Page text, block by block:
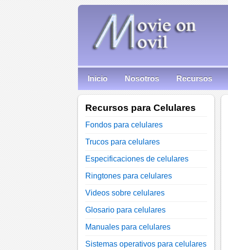
Inicio Nosotros Recursos
Recursos para Celulares
Fondos para celulares
Trucos para celulares
Especificaciones de celulares
Ringtones para celulares
Videos sobre celulares
Glosario para celulares
Manuales para celulares
Sistemas operativos para celulares